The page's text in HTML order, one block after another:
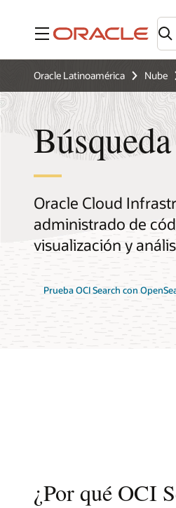
Menú
Oracle Latinoamérica Nube
Oracle Cloud
administrado de
visualización y
Prueba OCI Search con
¿Por qué OCI